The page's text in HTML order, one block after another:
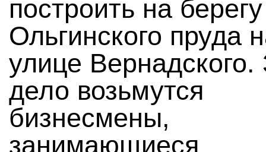
построить на берегу
Ольгинского пруда
улице Вернадского.
дело возьмутся
бизнесмены,
занимающиеся